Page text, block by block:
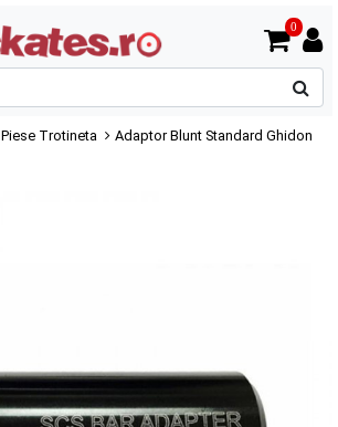
0
Piese Trotineta
Adaptor Blunt Standard Ghidon